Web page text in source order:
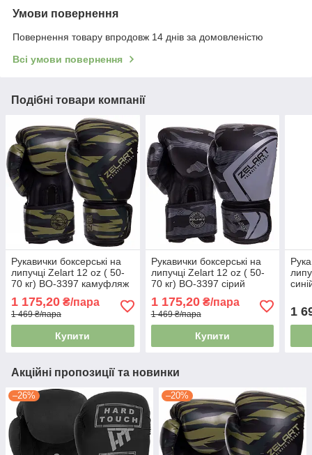
Умови повернення
Повернення товару впродовж 14 днів за домовленістю
Всі умови повернення
Подібні товари компанії
Рукавички боксерські на
липучці Zelart 12 oz ( 50-
70 кг) BO-3397 камуфляж
1 175,20 ₴/пара
1 469 ₴/пара
Купити
Рукавички боксерські на
липучці Zelart 12 oz ( 50-
70 кг) BO-3397 сірий
1 175,20₴/пара
1 469 ₴/пара
Купити
1
Акційні пропозиції та новинки
–26% –20%